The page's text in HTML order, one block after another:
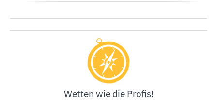
Wetten wie die Profis!